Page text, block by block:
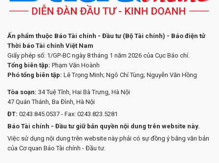
Ấn phẩm thuộc Báo Tài chính - Đầu tư (Bộ Tài chính) - Báo điện tử
Thời báo Tài chính Việt Nam
Giấy phép số: 1/GP-BC ngày 8 tháng 1 năm 2026 của Cục Báo chí.
Tổng biên tập: Phạm Văn Hoành
Phó tổng biên tập: Lê Trọng Minh; Ngô Chí Tùng; Nguyễn Văn Hồng
Tòa soạn: 34 Tuệ Tĩnh, Hai Bà Trưng, Hà Nội
47 Quán Thánh, Ba Đình, Hà Nội
ĐT: 0243.845.0537 - Fax: 0243.823.5281
Báo Tài chính - Đầu tư giữ bản quyền nội dung trên website này.
Việc sử dụng nội dung trên website này phải có sự đồng ý bằng văn bản
của Cơ quan Báo Tài chính - Đầu tư.